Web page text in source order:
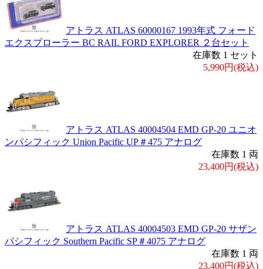
アトラス ATLAS 60000167 1993年式 フォード
エクスプローラー BC RAIL FORD EXPLORER ２台セット
在庫数 1 セット
5,990円(税込)
アトラス ATLAS 40004504 EMD GP-20 ユニオ
ンパシフィック Union Pacific UP＃475 アナログ
在庫数 1 両
23,400円(税込)
アトラス ATLAS 40004503 EMD GP-20 サザン
パシフィック Southern Pacific SP＃4075 アナログ
在庫数 1 両
23,400円(税込)